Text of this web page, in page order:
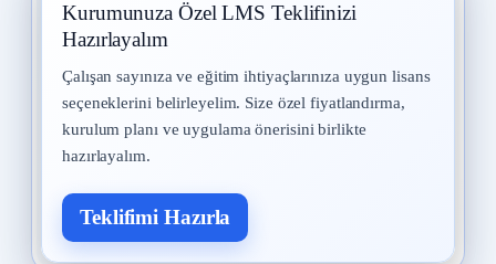
9 İş Güvenliği Uzmanları
12 Eylül 2025 · 8 okuma
10 Kadın Çalışanların Çalıştırılması
2 Eylül 2025 · 8 okuma
Kurumunuza Özel LMS Teklifinizi
Hazırlayalım
Çalışan sayınıza ve eğitim ihtiyaçlarınıza uygun lisans
seçeneklerini belirleyelim. Size özel fiyatlandırma,
kurulum planı ve uygulama önerisini birlikte
hazırlayalım.
Teklifimi Hazırla